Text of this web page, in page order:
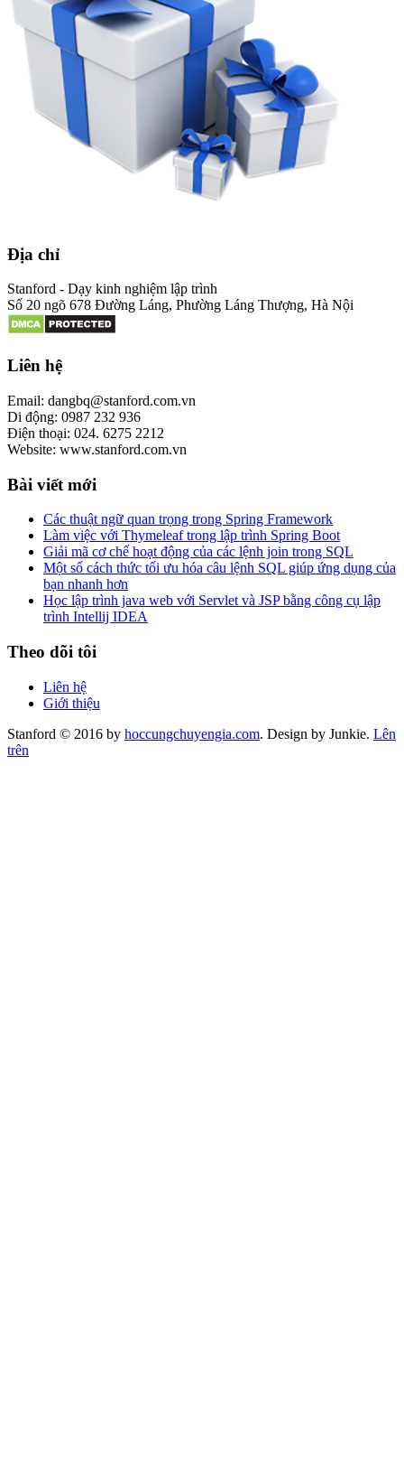
Địa chỉ
Stanford - Dạy kinh nghiệm lập trình
Số 20 ngõ 678 Đường Láng, Phường Láng Thượng, Hà Nội
Liên hệ
Email: dangbq@stanford.com.vn
Di động: 0987 232 936
Điện thoại: 024. 6275 2212
Website: www.stanford.com.vn
Bài viết mới
Các thuật ngữ quan trọng trong Spring Framework
Làm việc với Thymeleaf trong lập trình Spring Boot
Giải mã cơ chế hoạt động của các lệnh join trong SQL
Một số cách thức tối ưu hóa câu lệnh SQL giúp ứng dụng của
bạn nhanh hơn
Học lập trình java web với Servlet và JSP bằng công cụ lập
trình Intellij IDEA
Theo dõi tôi
Liên hệ
Giới thiệu
Stanford © 2016 by hoccungchuyengia.com. Design by Junkie. Lên
trên